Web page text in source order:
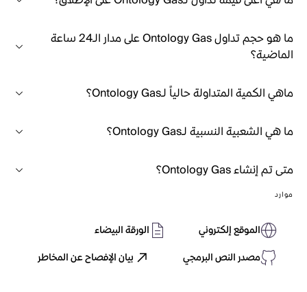
ما هو حجم تداول Ontology Gas على مدار الـ24 ساعة
الماضية؟
ماهي الكمية المتداولة حالياً لـOntology Gas؟
ما هي الشعبية النسبية لـOntology Gas؟
متى تم إنشاء Ontology Gas؟
موارد
الموقع إلكتروني
الورقة البيضاء
مصدر النص البرمجي
بيان الإفصاح عن المخاطر